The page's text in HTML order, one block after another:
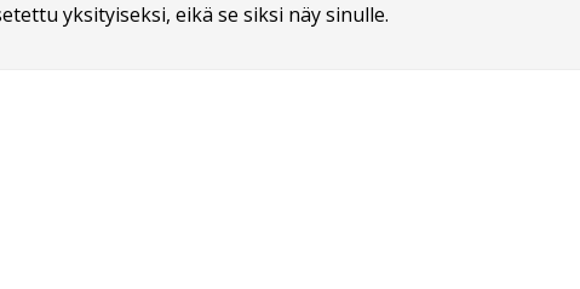
yksityiseksi, eikä se siksi näy sinulle.